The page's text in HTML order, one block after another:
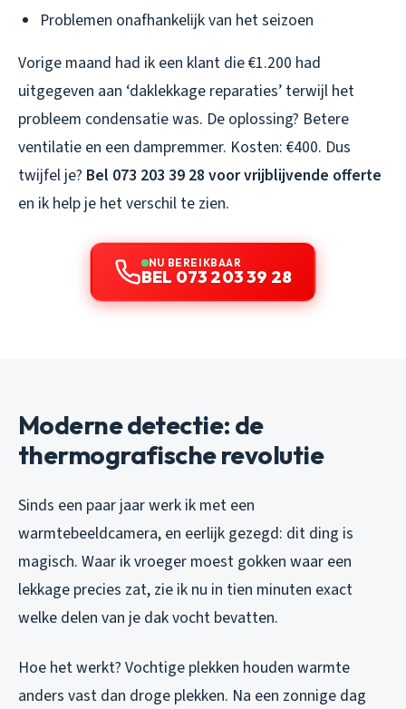
Problemen onafhankelijk van het seizoen
Vorige maand had ik een klant die €1.200 had
uitgegeven aan ‘daklekkage reparaties’ terwijl het
probleem condensatie was. De oplossing? Betere
ventilatie en een dampremmer. Kosten: €400. Dus
twijfel je? Bel 073 203 39 28 voor vrijblijvende offerte
en ik help je het verschil te zien.
NU BEREIKBAAR
BEL 073 203 39 28
Moderne detectie: de
thermografische revolutie
Sinds een paar jaar werk ik met een
warmtebeeldcamera, en eerlijk gezegd: dit ding is
magisch. Waar ik vroeger moest gokken waar een
lekkage precies zat, zie ik nu in tien minuten exact
welke delen van je dak vocht bevatten.
Hoe het werkt? Vochtige plekken houden warmte
anders vast dan droge plekken. Na een zonnige dag